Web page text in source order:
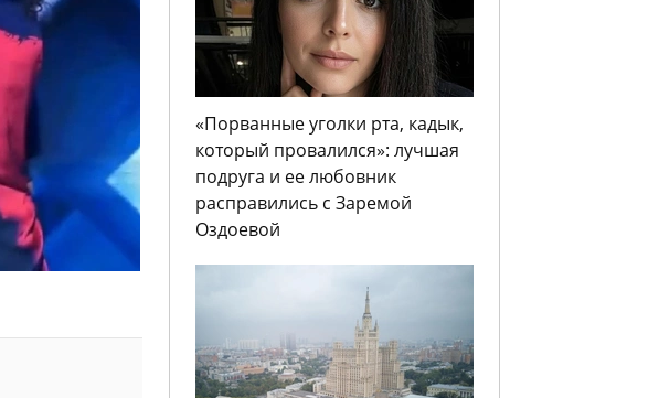
«Порванные уголки рта, кадык,
который провалился»: лучшая
подруга и ее любовник
расправились с Заремой
Оздоевой